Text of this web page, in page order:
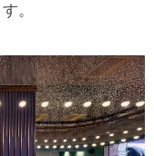
。